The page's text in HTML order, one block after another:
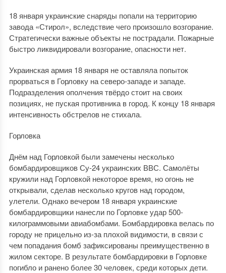
18 января украинские снаряды попали на территорию
завода «Стирол», вследствие чего произошло возгорание.
Стратегически важные объекты не пострадали. Пожарные
быстро ликвидировали возгорание, опасности нет.
Украинская армия 18 января не оставляла попыток
прорваться в Горловку на северо-западе и западе.
Подразделения ополчения твёрдо стоит на своих
позициях, не пуская противника в город. К концу 18 января
интенсивность обстрелов не стихала.
Горловка
Днём над Горловкой были замечены несколько
бомбардировщиков Су-24 украинских ВВС. Самолёты
кружили над Горловкой некоторое время, но огонь не
открывали, сделав несколько кругов над городом,
улетели. Однако вечером 18 января украинские
бомбардировщики нанесли по Горловке удар 500-
килограммовыми авиабомбами. Бомбардировка велась по
городу не прицельно из-за плохой видимости, в связи с
чем попадания бомб зафиксированы преимущественно в
жилом секторе. В результате бомбардировки в Горловке
погибло и ранено более 30 человек, среди которых дети.